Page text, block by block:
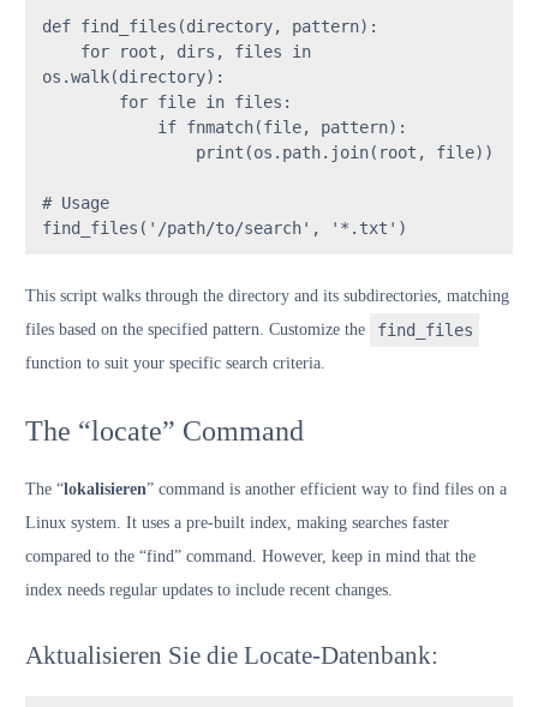
def find_files (directory, pattern):
for root, dirs, files in
os.walk(directory):
for file in files:
if fnmatch(file, pattern):
print (os.path.join(root, file))
# Usage
find_files( '/path/to/search' , '*.txt' )
This script walks through the directory and its subdirectories, matching
files based on the specified pattern. Customize the
find_files
function to suit your specific search criteria.
The “locate” Command
The “lokalisieren” command is another efficient way to find files on a
Linux system. It uses a pre-built index, making searches faster
compared to the “find” command. However, keep in mind that the
index needs regular updates to include recent changes.
Aktualisieren Sie die Locate-Datenbank: